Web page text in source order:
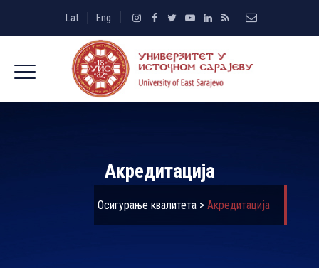
Lat Eng
Акредитација
Осигурање квалитета> Акредитација